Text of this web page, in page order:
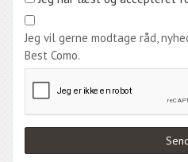
Jeg vil gerne modtage råd,
Best Como.